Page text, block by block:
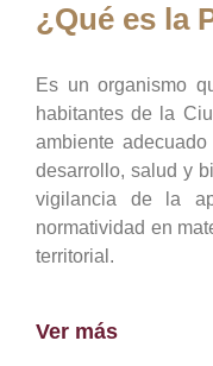
¿Qué es la
Es un organismo
habitantes de la
ambiente
desarrollo, salud y
vigilancia de la
normatividad en
territorial.
Ver más